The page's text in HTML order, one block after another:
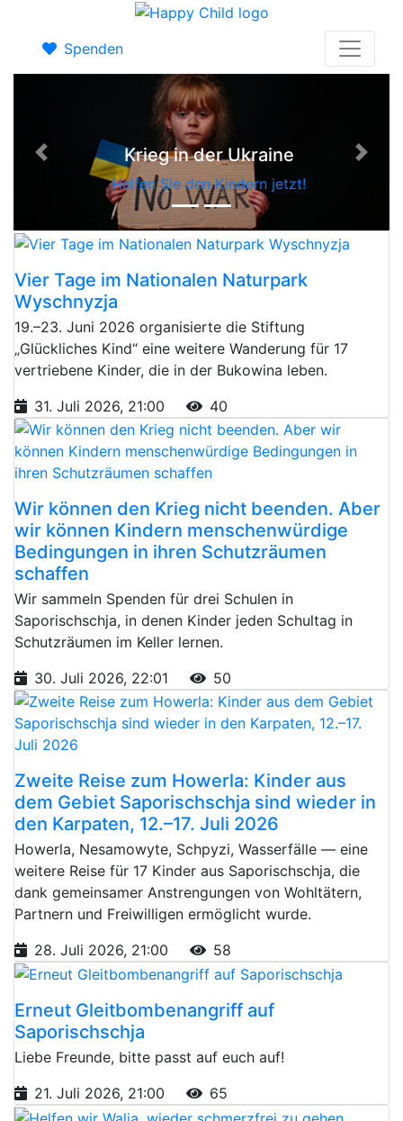
Spenden Helfen Sie
Zurück Weiter
Vier Tage im Nationalen Naturpark
Wyschnyzja
19.–23. Juni 2026 organisierte die Stiftung
„Glückliches Kind“ eine weitere Wanderung für 17
vertriebene Kinder, die in der Bukowina leben.
31. Juli 2026, 21:00
40
Wir können den Krieg nicht beenden. Aber
wir können Kindern menschenwürdige
Bedingungen in ihren Schutzräumen
schaffen
Wir sammeln Spenden für drei Schulen in
Saporischschja, in denen Kinder jeden Schultag in
Schutzräumen im Keller lernen.
30. Juli 2026, 22:01
50
Zweite Reise zum Howerla: Kinder aus
dem Gebiet Saporischschja sind wieder in
den Karpaten, 12.–17. Juli 2026
Howerla, Nesamowyte, Schpyzi, Wasserfälle — eine
weitere Reise für 17 Kinder aus Saporischschja, die
dank gemeinsamer Anstrengungen von Wohltätern,
Partnern und Freiwilligen ermöglicht wurde.
28. Juli 2026, 21:00
58
Erneut Gleitbombenangriff auf
Saporischschja
Liebe Freunde, bitte passt auf euch auf!
21. Juli 2026, 21:00
65